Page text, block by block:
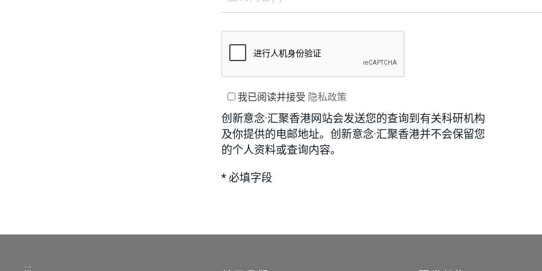
我已阅读并接受 隐私政策
创新意念·汇聚香港网站会发送您的查询到有关科研机构
及你提供的电邮地址。创新意念·汇聚香港并不会保留您
的个人资料或查询内容。
* 必填字段
:::